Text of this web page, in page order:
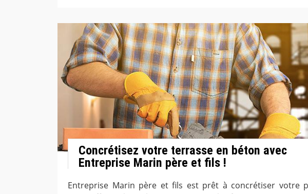
Concrétisez votre terrasse en béton avec
Entreprise Marin père et fils !
Entreprise Marin père et fils est prêt à concrétiser votre